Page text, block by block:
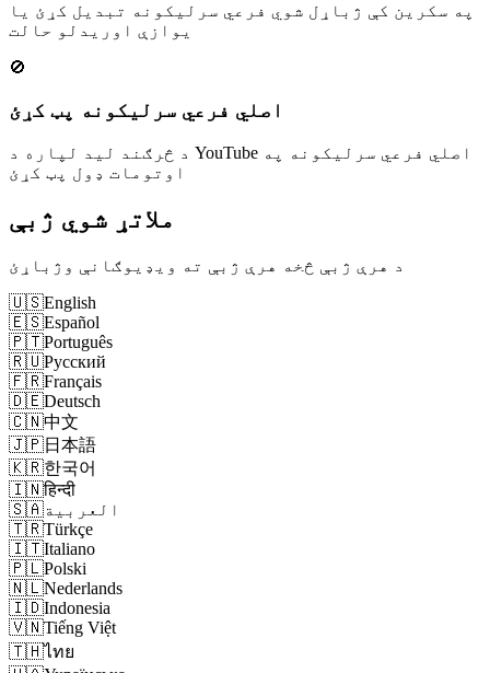
په سکرین کې ژباړل شوي فرعي سرلیکونه تبدیل کړئ یا
یوازې اوریدلو حالت
🚫
اصلي فرعي سرلیکونه پټ کړئ
د څرګند لید لپاره د YouTube اصلي فرعي سرلیکونه په
اوتومات ډول پټ کړئ
ملاتړ شوي ژبې
د هرې ژبې څخه هرې ژبې ته ویډیوګانې وژباړئ
🇺🇸English
🇪🇸Español
🇵🇹Português
🇷🇺Русский
🇫🇷Français
🇩🇪Deutsch
🇨🇳中文
🇯🇵日本語
🇰🇷한국어
🇮🇳हिन्दी
🇸🇦العربية
🇹🇷Türkçe
🇮🇹Italiano
🇵🇱Polski
🇳🇱Nederlands
🇮🇩Indonesia
🇻🇳Tiếng Việt
🇹🇭ไทย